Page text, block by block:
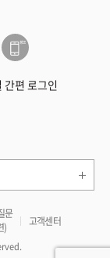
간편 로그인
문
)
고객센터